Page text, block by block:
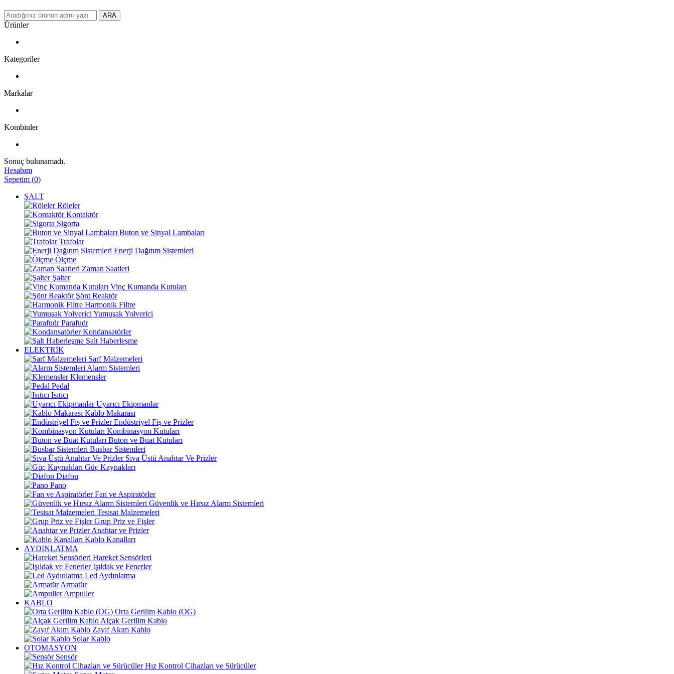
ARA
Ürünler
Kategoriler
Markalar
Kombinler
Sonuç bulunamadı.
Hesabım
Sepetim (0)
ŞALT
Röleler
Kontaktör
Sigorta
Buton ve Sinyal Lambaları
Trafolar
Enerji Dağıtım Sistemleri
Ölçme
Zaman Saatleri
Şalter
Vinç Kumanda Kutuları
Şönt Reaktör
Harmonik Filtre
Yumuşak Yolverici
Parafudr
Kondansatörler
Şalt Haberleşme
ELEKTRİK
Sarf Malzemeleri
Alarm Sistemleri
Klemensler
Pedal
Isıtıcı
Uyarıcı Ekipmanlar
Kablo Makarası
Endüstriyel Fiş ve Prizler
Kombinasyon Kutuları
Buton ve Buat Kutuları
Busbar Sistemleri
Sıva Üstü Anahtar Ve Prizler
Güç Kaynakları
Diafon
Pano
Fan ve Aspiratörler
Güvenlik ve Hırsız Alarm Sistemleri
Tesisat Malzemeleri
Grup Priz ve Fişler
Anahtar ve Prizler
Kablo Kanalları
AYDINLATMA
Hareket Sensörleri
Işıldak ve Fenerler
Led Aydınlatma
Armatür
Ampuller
KABLO
Orta Gerilim Kablo (OG)
Alçak Gerilim Kablo
Zayıf Akım Kablo
Solar Kablo
OTOMASYON
Sensör
Hız Kontrol Cihazları ve Sürücüler